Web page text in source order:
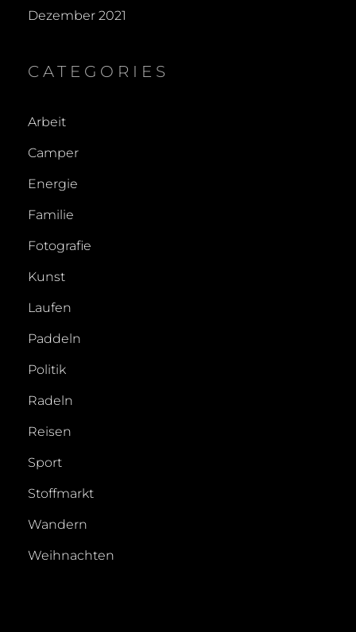
Dezember 2021
CATEGORIES
Arbeit
Camper
Energie
Familie
Fotografie
Kunst
Laufen
Paddeln
Politik
Radeln
Reisen
Sport
Stoffmarkt
Wandern
Weihnachten